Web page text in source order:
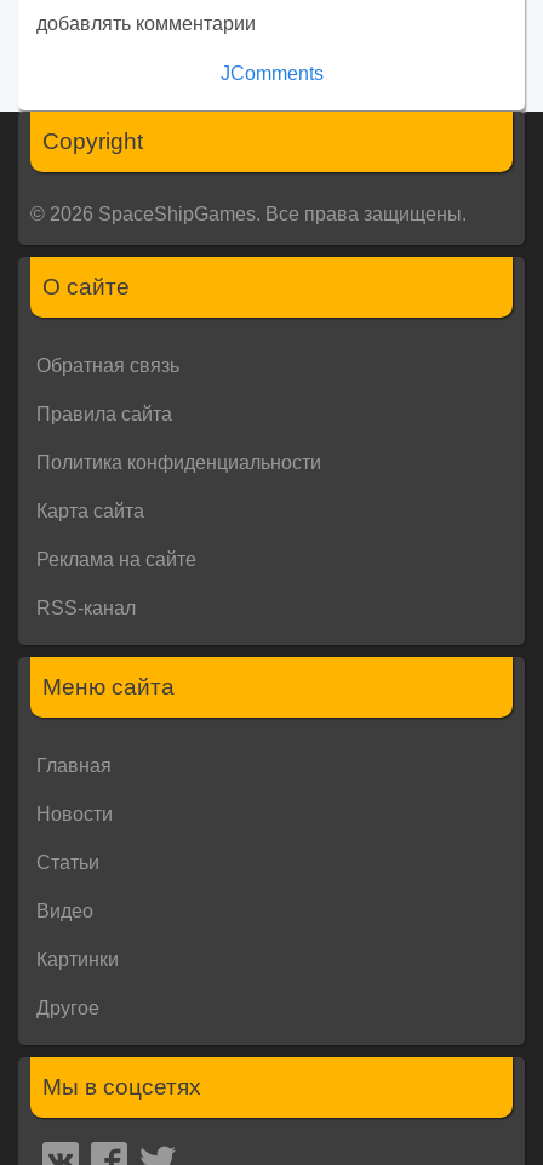
добавлять комментарии
JComments
Copyright
© 2026 SpaceShipGames. Все права защищены.
О сайте
Обратная связь
Правила сайта
Политика конфиденциальности
Карта сайта
Реклама на сайте
RSS-канал
Меню сайта
Главная
Новости
Статьи
Видео
Картинки
Другое
Мы в соцсетях